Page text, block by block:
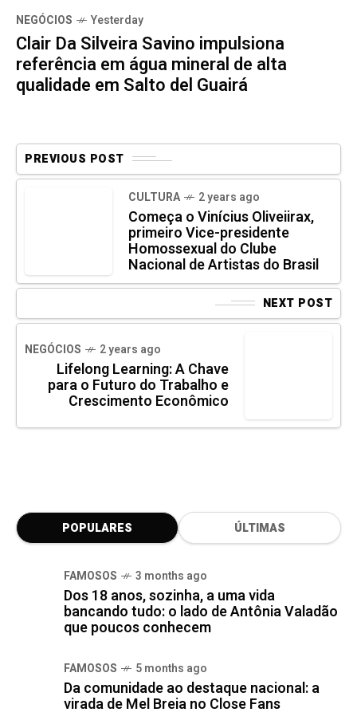
NEGÓCIOS Yesterday
Clair Da Silveira Savino impulsiona
referência em água mineral de alta
qualidade em Salto del Guairá
PREVIOUS POST
CULTURA 2 years ago
Começa o Vinícius Oliveiirax,
primeiro Vice-presidente
Homossexual do Clube
Nacional de Artistas do Brasil
NEXT POST
NEGÓCIOS 2 years ago
Lifelong Learning: A Chave
para o Futuro do Trabalho e
Crescimento Econômico
POPULARES ÚLTIMAS
FAMOSOS 3 months ago
Dos 18 anos, sozinha, a uma vida
bancando tudo: o lado de Antônia Valadão
que poucos conhecem
FAMOSOS 5 months ago
Da comunidade ao destaque nacional: a
virada de Mel Breia no Close Fans